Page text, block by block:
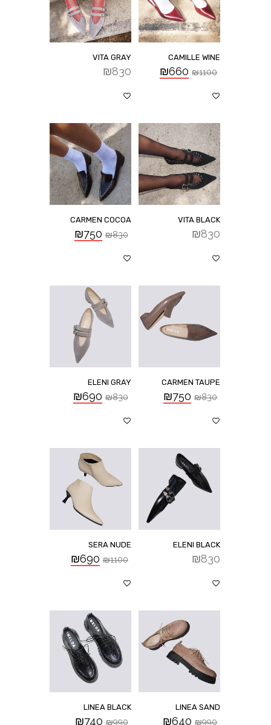
CAMILLE WINE
₪1100
₪660
VITA GRAY
₪830
VITA BLACK
₪830
CARMEN COCOA
₪830
₪750
CARMEN TAUPE
₪830
₪750
ELENI GRAY
₪830
₪690
ELENI BLACK
₪830
SERA NUDE
₪1100
₪690
LINEA SAND
₪990
₪640
LINEA BLACK
₪990
₪740